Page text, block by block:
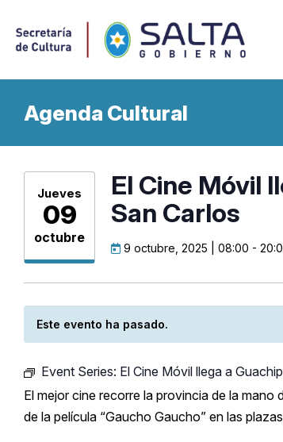
Agenda Cultural
Jueves
09
octubre
El Cine Móvil
San Carlos
9 octubre, 2025 | 08:00 -
Este evento ha pasado.
Event Series: El Cine Móvil llega a
El mejor cine recorre la provincia de la
de la película “Gaucho Gaucho” en las